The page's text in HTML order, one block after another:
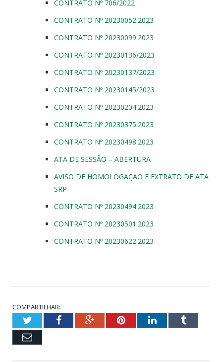
CONTRATO Nº 706/2022
CONTRATO Nº 20230052.2023
CONTRATO Nº 20230099.2023
CONTRATO Nº 20230136/2023
CONTRATO Nº 20230137/2023
CONTRATO Nº 20230145/2023
CONTRATO Nº 20230204.2023
CONTRATO Nº 20230375.2023
CONTRATO Nº 20230498.2023
ATA DE SESSÃO – ABERTURA
AVISO DE HOMOLOGAÇÃO E EXTRATO DE ATA
SRP
CONTRATO Nº 20230494.2023
CONTRATO Nº 20230501.2023
CONTRATO Nº 20230622.2023
COMPARTILHAR:
TwitterFacebookGoogle+PinterestLinkedInTumblr
Email